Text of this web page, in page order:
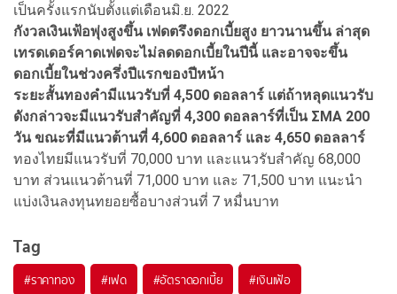
เป็นครั้งแรกนับตั้งแต่เดือนมิ.ย. 2022
กังวลเงินเฟ้อพุ่งสูงขึ้น เฟดตรึงดอกเบี้ยสูง ยาวนานขึ้น ล่าสุด
เทรดเดอร์คาดเฟดจะไม่ลดดอกเบี้ยในปีนี้ และอาจจะขึ้น
ดอกเบี้ยในช่วงครึ่งปีแรกของปีหน้า
ระยะสั้นทองคำมีแนวรับที่ 4,500 ดอลลาร์ แต่ถ้าหลุดแนวรับ
ดังกล่าวจะมีแนวรับสำคัญที่ 4,300 ดอลลาร์ที่เป็น ΣΜΑ 200
วัน ขณะที่มีแนวต้านที่ 4,600 ดอลลาร์ และ 4,650 ดอลลาร์
ทองไทยมีแนวรับที่ 70,000 บาท และแนวรับสำคัญ 68,000
บาท ส่วนแนวต้านที่ 71,000 บาท และ 71,500 บาท แนะนำ
แบ่งเงินลงทุนทยอยซื้อบางส่วนที่ 7 หมื่นบาท
Tag
#ราคาทอง #เฟด #อัตราดอกเบี้ย #เงินเฟ้อ